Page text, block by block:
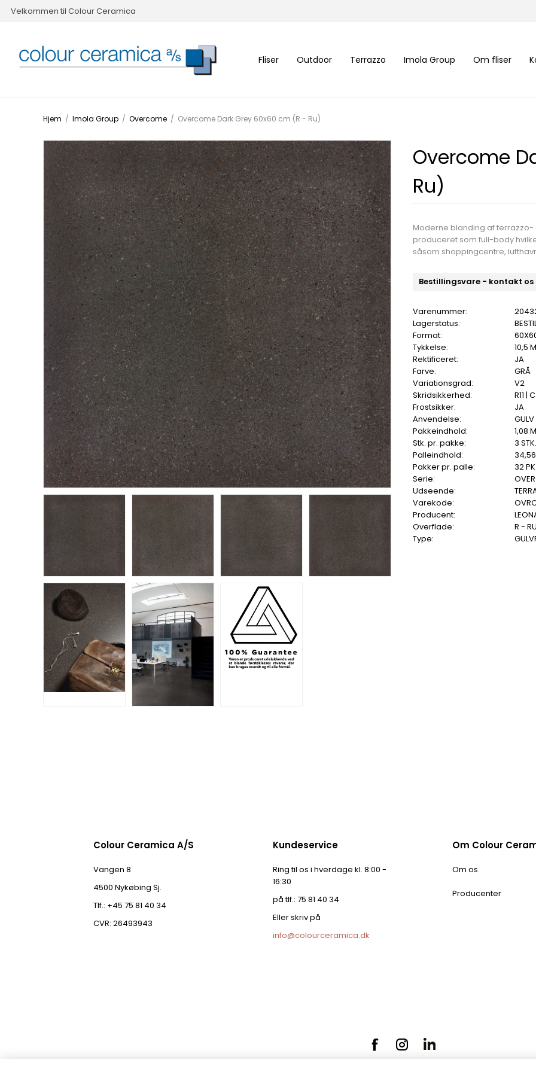
Velkommen til Colour Ceramica
Fliser Outdoor Terrazzo Imola Group Om fliser
Hjem / Imola Group / Overcome / Overcome Dark Grey 60x60 cm (R - Ru)
Overcome
Ru)
Moderne blanding af
produceret som full-body
såsom shoppingcentre,
Bestillingsvare - kontakt
Varenummer:
Lagerstatus:
Format:
Tykkelse:
10,5
Rektificeret:
JA
Farve:
GRÅ
Variationsgrad:
V2
Skridsikkerhed:
R11 | C
Frostsikker:
JA
Anvendelse:
Pakkeindhold:
1,08
Stk. pr. pakke:
3 STK.
Palleindhold:
Pakker pr. palle:
32
Serie:
Udseende:
Varekode:
Producent:
Overflade:
R -
Type:
Colour Ceramica A/S
Vangen 8
4500 Nykøbing Sj.
Tlf.: +45 75 81 40 34
CVR: 26493943
Kundeservice
Ring til os i hverdage kl. 8:00 -
16:30
på tlf.: 75 81 40 34
Eller skriv på
info@colourceramica.dk
Om Colour
Om os
Producenter